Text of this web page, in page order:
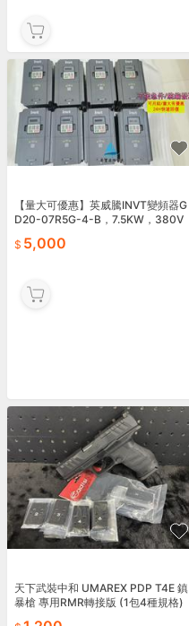
【量大可優惠】英威騰INVT變頻器G
D20-07R5G-4-B，7.5KW，380V
實5,000
天下武裝中和 UMAREX PDP T4E 鎮
暴槍 專用RMR轉接版 (1包4種規格)